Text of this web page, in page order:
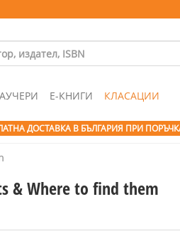
Е-КНИГИ КЛАСАЦИИ
ДОСТАВКА В БЪЛГАРИЯ ПРИ
& Where to find them